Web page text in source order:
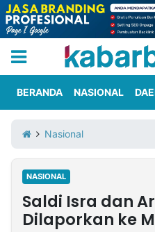
Iklan
Berita
Kami
Nasional
International
Olahraga
Entertainment
Daerah
Pariwisata
Kuliner
Kolom
BERANDA NASIONAL
Nasional
NASIONAL
Saldi Isra dan
Dilaporkan ke